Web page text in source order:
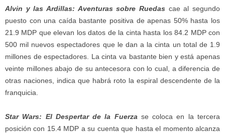
Alvin y las Ardillas: Aventuras sobre Ruedas cae al segundo
puesto con una caída bastante positiva de apenas 50% hasta los
21.9 MDP que elevan los datos de la cinta hasta los 84.2 MDP con
500 mil nuevos espectadores que le dan a la cinta un total de 1.9
millones de espectadores. La cinta va bastante bien y está apenas
veinte millones abajo de su antecesora con lo cual, a diferencia de
otras naciones, indica que habrá roto la espiral descendente de la
franquicia.
Star Wars: El Despertar de la Fuerza se coloca en la tercera
posición con 15.4 MDP a su cuenta que hasta el momento alcanza